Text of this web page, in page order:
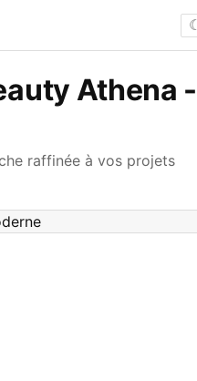
☾
Athena -
raffinée à vos projets